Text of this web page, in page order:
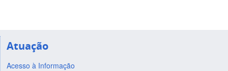
Atuação
Acesso à Informação